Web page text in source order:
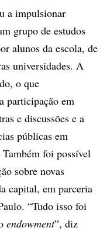
a impulsionar
grupo de estudos
alunos da escola, de
universidades. A
o que
participação em
e discussões e a
públicas em
foi possível
sobre novas
capital, em parceria
“Tudo isso foi
endowment”, diz